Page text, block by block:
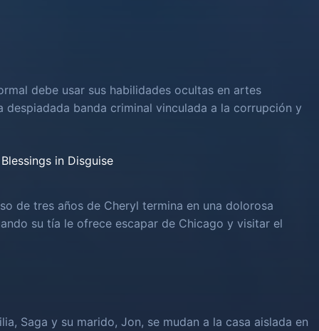
debe usar sus habilidades ocultas en artes
despiadada banda criminal vinculada a la corrupción y
in Disguise
de tres años de Cheryl termina en una dolorosa
su tía le ofrece escapar de Chicago y visitar el
Saga y su marido, Jon, se mudan a la casa aislada en